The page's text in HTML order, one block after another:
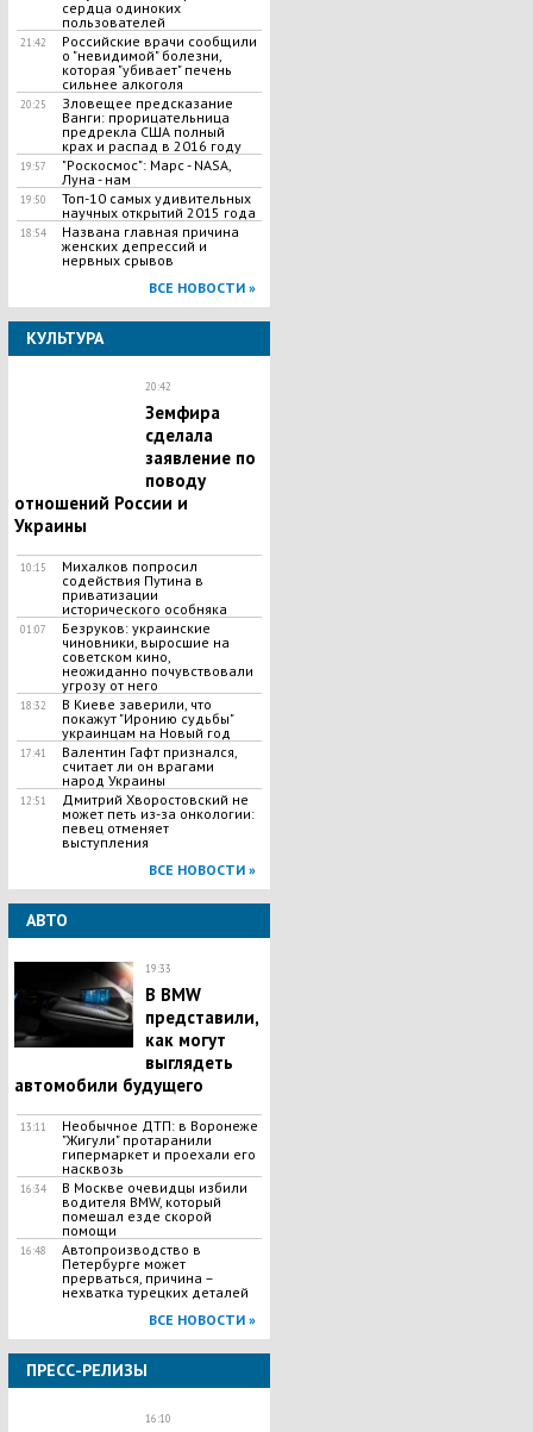
сердца одиноких
пользователей
21:42
Российские врачи сообщили
о "невидимой" болезни,
которая "убивает" печень
сильнее алкоголя
20:25
Зловещее предсказание
Ванги: прорицательница
предрекла США полный
крах и распад в 2016 году
19:57
"Роскосмос": Марс - NASA,
Луна - нам
19:50
Топ-10 самых удивительных
научных открытий 2015 года
18:54
Названа главная причина
женских депрессий и
нервных срывов
ВСЕ НОВОСТИ »
КУЛЬТУРА
20:42
Земфира
сделала
заявление по
поводу
отношений России и
Украины
10:15
Михалков попросил
содействия Путина в
приватизации
исторического особняка
01:07
Безруков: украинские
чиновники, выросшие на
советском кино,
неожиданно почувствовали
угрозу от него
18:32
В Киеве заверили, что
покажут "Иронию судьбы"
украинцам на Новый год
17:41
Валентин Гафт признался,
считает ли он врагами
народ Украины
12:51
Дмитрий Хворостовский не
может петь из-за онкологии:
певец отменяет
выступления
ВСЕ НОВОСТИ »
АВТО
19:33
В BMW
представили,
как могут
выглядеть
автомобили будущего
13:11
Необычное ДТП: в Воронеже
"Жигули" протаранили
гипермаркет и проехали его
насквозь
16:34
В Москве очевидцы избили
водителя BMW, который
помешал езде скорой
помощи
16:48
Автопроизводство в
Петербурге может
прерваться, причина –
нехватка турецких деталей
ВСЕ НОВОСТИ »
ПРЕСС-РЕЛИЗЫ
16:10